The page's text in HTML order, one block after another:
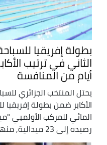
بطولة إفريقيا
أيام من المنافسة
يحتل المنتخب الجزائري
الأكابر ضمن بطولة إفريقيا
المائي للمركب الأولمبي
رصيده إلى 23 ميدالية, منها 8 ...